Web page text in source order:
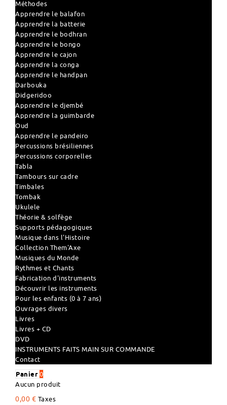
Méthodes
Apprendre le balafon
Apprendre la batterie
Apprendre le bodhran
Apprendre le bongo
Apprendre le cajon
Apprendre la conga
Apprendre le handpan
Darbouka
Didgeridoo
Apprendre le djembé
Apprendre la guimbarde
Oud
Apprendre le pandeiro
Percussions brésiliennes
Percussions corporelles
Tabla
Tambours sur cadre
Timbales
Tombak
Ukulele
Théorie & solfège
Supports pédagogiques
Musique dans l'Histoire
Collection Them'Axe
Musiques du Monde
Rythmes et Chants
Fabrication d'instruments
Découvrir les instruments
Pour les enfants (0 à 7 ans)
Ouvrages divers
Livres
Livres + CD
DVD
INSTRUMENTS FAITS MAIN SUR COMMANDE
Contact
Panier 0
Aucun produit
0,00 € Taxes